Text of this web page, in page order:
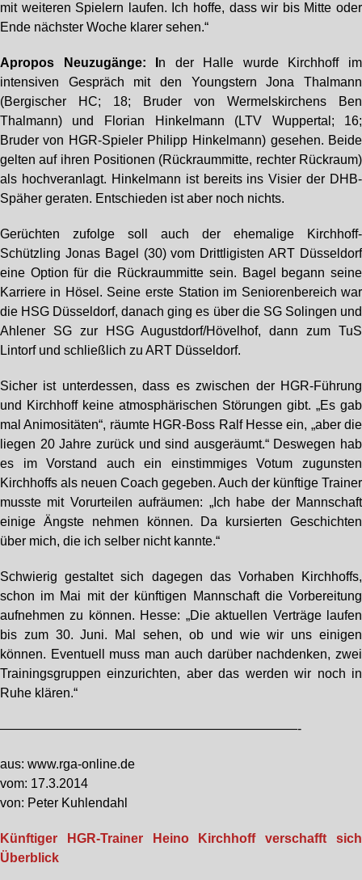
mit weiteren Spielern laufen. Ich hoffe, dass wir bis Mitte oder
Ende nächster Woche klarer sehen.“
Apropos Neuzugänge: I n der Halle wurde Kirchhoff im
intensiven Gespräch mit den Youngstern Jona Thalmann
(Bergischer HC; 18; Bruder von Wermelskirchens Ben
Thalmann) und Florian Hinkelmann (LTV Wuppertal; 16;
Bruder von HGR-Spieler Philipp Hinkelmann) gesehen. Beide
gelten auf ihren Positionen (Rückraummitte, rechter Rückraum)
als hochveranlagt. Hinkelmann ist bereits ins Visier der DHB-
Späher geraten. Entschieden ist aber noch nichts.
Gerüchten zufolge soll auch der ehemalige Kirchhoff-
Schützling Jonas Bagel (30) vom Drittligisten ART Düsseldorf
eine Option für die Rückraummitte sein. Bagel begann seine
Karriere in Hösel. Seine erste Station im Seniorenbereich war
die HSG Düsseldorf, danach ging es über die SG Solingen und
Ahlener SG zur HSG Augustdorf/Hövelhof, dann zum TuS
Lintorf und schließlich zu ART Düsseldorf.
Sicher ist unterdessen, dass es zwischen der HGR-Führung
und Kirchhoff keine atmosphärischen Störungen gibt. „Es gab
mal Animositäten“, räumte HGR-Boss Ralf Hesse ein, „aber die
liegen 20 Jahre zurück und sind ausgeräumt.“ Deswegen hab
es im Vorstand auch ein einstimmiges Votum zugunsten
Kirchhoffs als neuen Coach gegeben. Auch der künftige Trainer
musste mit Vorurteilen aufräumen: „Ich habe der Mannschaft
einige Ängste nehmen können. Da kursierten Geschichten
über mich, die ich selber nicht kannte.“
Schwierig gestaltet sich dagegen das Vorhaben Kirchhoffs,
schon im Mai mit der künftigen Mannschaft die Vorbereitung
aufnehmen zu können. Hesse: „Die aktuellen Verträge laufen
bis zum 30. Juni. Mal sehen, ob und wie wir uns einigen
können. Eventuell muss man auch darüber nachdenken, zwei
Trainingsgruppen einzurichten, aber das werden wir noch in
Ruhe klären.“
———————————————————————-
aus: www.rga-online.de
vom: 17.3.2014
von: Peter Kuhlendahl
Künftiger HGR-Trainer Heino Kirchhoff verschafft sich
Überblick